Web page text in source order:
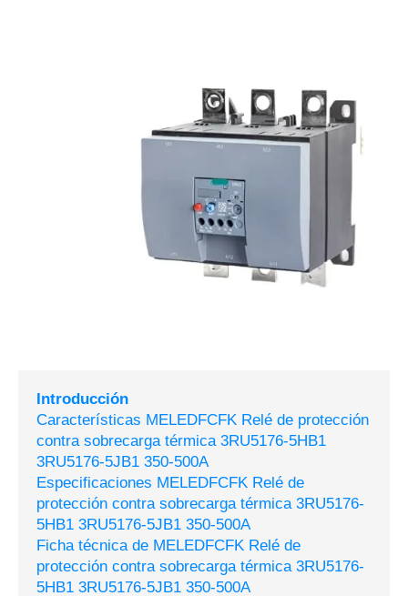
Introducción
Características MELEDFCFK Relé de protección
contra sobrecarga térmica 3RU5176-5HB1
3RU5176-5JB1 350-500A
Especificaciones MELEDFCFK Relé de
protección contra sobrecarga térmica 3RU5176-
5HB1 3RU5176-5JB1 350-500A
Ficha técnica de MELEDFCFK Relé de
protección contra sobrecarga térmica 3RU5176-
5HB1 3RU5176-5JB1 350-500A